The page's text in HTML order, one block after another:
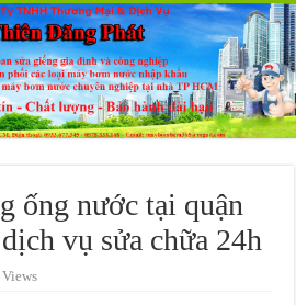
ống nước tại quận
vụ sửa chữa 24h